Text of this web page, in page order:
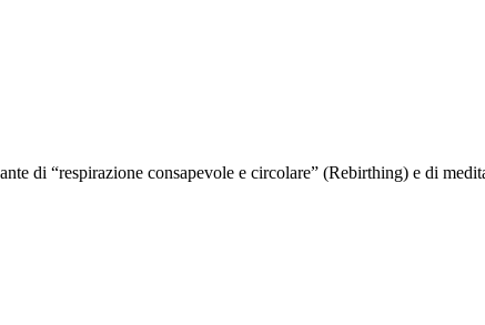
di “respirazione consapevole e circolare” (Rebirthing) e di